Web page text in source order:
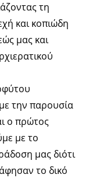
τη
και κοπιώδη
μας και
την παρουσία
ο πρώτος
με το
μας διότι
το δικό